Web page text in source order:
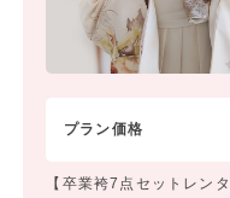
プラン価格
【卒業袴7点セットレンタ